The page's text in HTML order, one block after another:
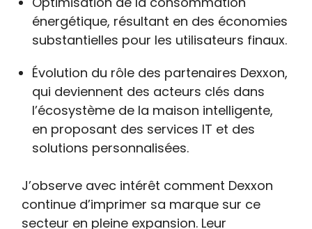
énergétique, résultant en des économies
substantielles pour les utilisateurs finaux.
Évolution du rôle des partenaires Dexxon,
qui deviennent des acteurs clés dans
l’écosystème de la maison intelligente,
en proposant des services IT et des
solutions personnalisées.
J’observe avec intérêt comment Dexxon
continue d’imprimer sa marque sur ce
secteur en pleine expansion. Leur